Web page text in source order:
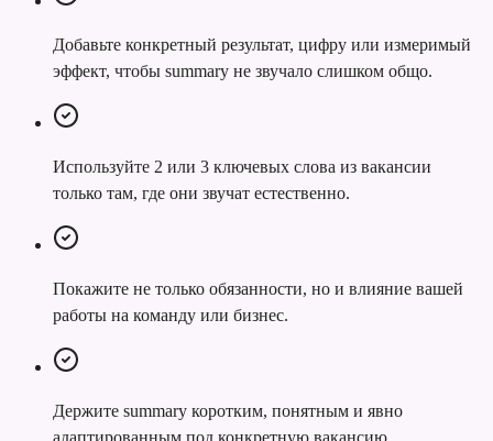
Добавьте конкретный результат, цифру или измеримый
эффект, чтобы summary не звучало слишком общо.
Используйте 2 или 3 ключевых слова из вакансии
только там, где они звучат естественно.
Покажите не только обязанности, но и влияние вашей
работы на команду или бизнес.
Держите summary коротким, понятным и явно
адаптированным под конкретную вакансию.